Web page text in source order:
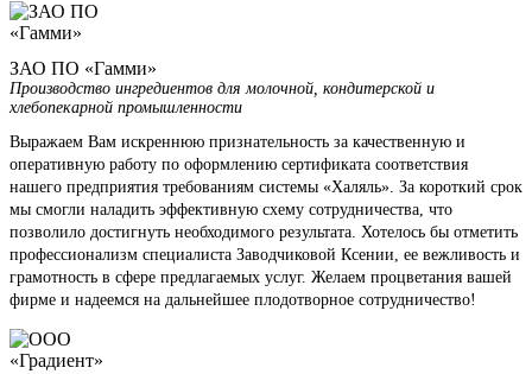
ЗАО ПО «Гамми»
Производство ингредиентов для молочной, кондитерской и
хлебопекарной промышленности
Выражаем Вам искреннюю признательность за качественную и
оперативную работу по оформлению сертификата соответствия
нашего предприятия требованиям системы «Халяль». За короткий срок
мы смогли наладить эффективную схему сотрудничества, что
позволило достигнуть необходимого результата. Хотелось бы отметить
профессионализм специалиста Заводчиковой Ксении, ее вежливость и
грамотность в сфере предлагаемых услуг. Желаем процветания вашей
фирме и надеемся на дальнейшее плодотворное сотрудничество!